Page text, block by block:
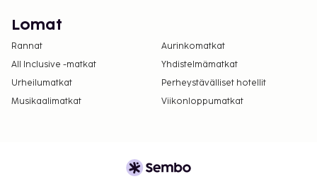
Lomat
Rannat
Aurinkomatkat
All Inclusive -matkat
Yhdistelmämatkat
Urheilumatkat
Perheystävälliset hotellit
Musikaalimatkat
Viikonloppumatkat